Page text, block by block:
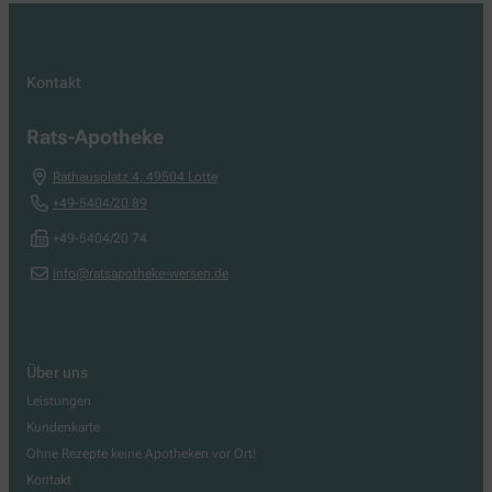
Kontakt
Rats-Apotheke
Rathausplatz 4, 49504 Lotte
+49-5404/20 89
+49-5404/20 74
info@ratsapotheke-wersen.de
Über uns
Leistungen
Kundenkarte
Ohne Rezepte keine Apotheken vor Ort!
Kontakt